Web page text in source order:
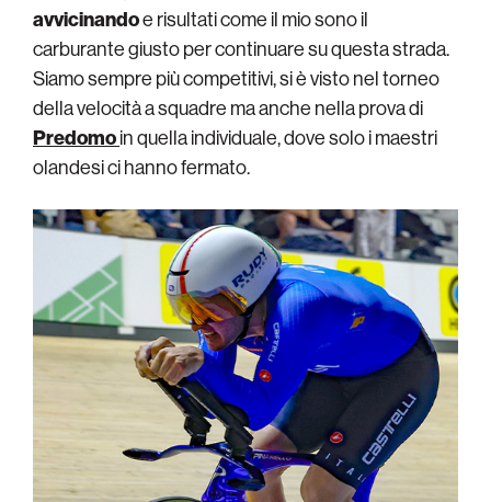
avvicinandoe risultati come il mio sono il
carburante giusto per continuare su questa strada.
Siamo sempre più competitivi, si è visto nel torneo
della velocità a squadre ma anche nella prova di
Predomoin quella individuale, dove solo i maestri
olandesi ci hanno fermato.